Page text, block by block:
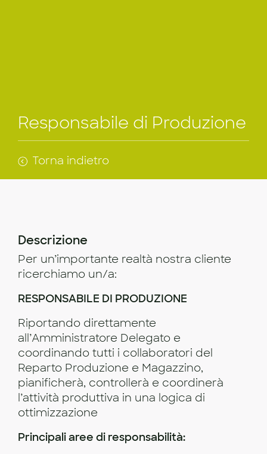
Responsabile di Produzione
Torna indietro
Descrizione
Per un’importante realtà nostra cliente
ricerchiamo un/a:
RESPONSABILE DI PRODUZIONE
Riportando direttamente
all’Amministratore Delegato e
coordinando tutti i collaboratori del
Reparto Produzione e Magazzino,
pianificherà, controllerà e coordinerà
l’attività produttiva in una logica di
ottimizzazione
Principali aree di responsabilità: